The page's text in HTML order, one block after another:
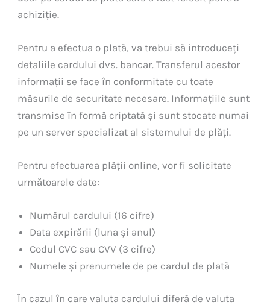
achiziție.
Pentru a efectua o plată, va trebui să introduceți
detaliile cardului dvs. bancar. Transferul acestor
informații se face în conformitate cu toate
măsurile de securitate necesare. Informațiile sunt
transmise în formă criptată și sunt stocate numai
pe un server specializat al sistemului de plăți.
Pentru efectuarea plății online, vor fi solicitate
următoarele date:
Numărul cardului (16 cifre)
Data expirării (luna și anul)
Codul CVC sau CVV (3 cifre)
Numele și prenumele de pe cardul de plată
În cazul în care valuta cardului diferă de valuta